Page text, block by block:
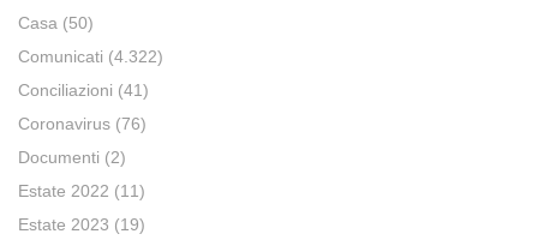
Casa (50)
Comunicati (4.322)
Conciliazioni (41)
Coronavirus (76)
Documenti (2)
Estate 2022 (11)
Estate 2023 (19)